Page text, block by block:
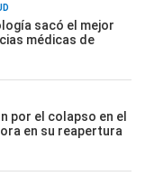
sacó el mejor
médicas de
por el colapso en el
en su reapertura